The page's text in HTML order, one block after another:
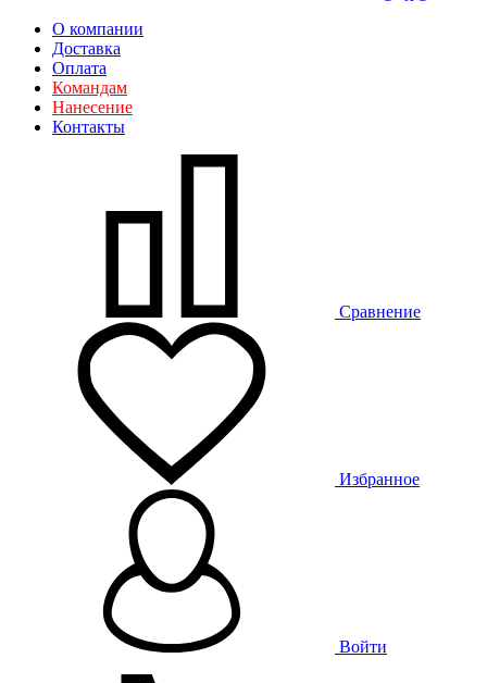
О компании
Доставка
Оплата
Командам
Нанесение
Контакты
Сравнение
Избранное
Войти